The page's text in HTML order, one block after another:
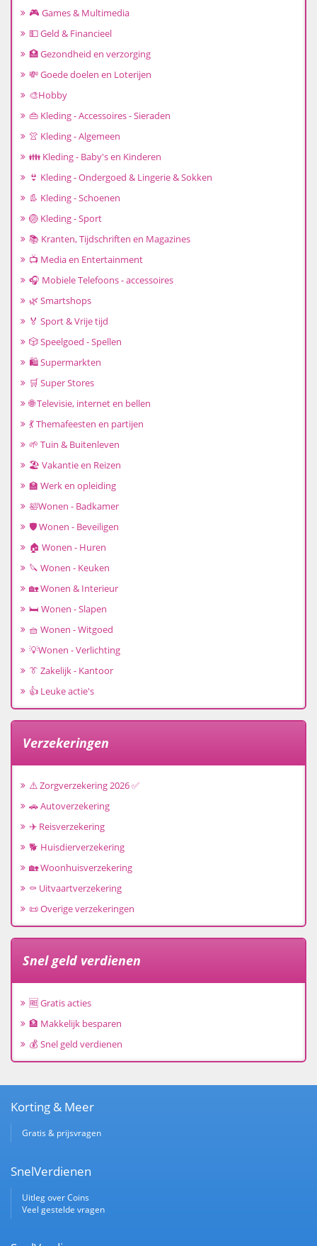
🎮 Games & Multimedia
💵 Geld & Financieel
🏥 Gezondheid en verzorging
💸 Goede doelen en Loterijen
🎨Hobby
👜 Kleding - Accessoires - Sieraden
👚 Kleding - Algemeen
👪 Kleding - Baby's en Kinderen
👙 Kleding - Ondergoed & Lingerie & Sokken
👢 Kleding - Schoenen
🏐 Kleding - Sport
📚 Kranten, Tijdschriften en Magazines
📺 Media en Entertainment
🎧 Mobiele Telefoons - accessoires
🌿 Smartshops
🏅 Sport & Vrije tijd
🎲 Speelgoed - Spellen
🛍️ Supermarkten
🛒 Super Stores
🌐 Televisie, internet en bellen
💃 Themafeesten en partijen
🌱 Tuin & Buitenleven
🏖️ Vakantie en Reizen
🏫 Werk en opleiding
🛀Wonen - Badkamer
🛡️ Wonen - Beveiligen
🏠 Wonen - Huren
🔪 Wonen - Keuken
🏡 Wonen & Interieur
🛏️ Wonen - Slapen
🧺 Wonen - Witgoed
💡Wonen - Verlichting
👔 Zakelijk - Kantoor
👍 Leuke actie's
Verzekeringen
⚠️ Zorgverzekering 2026 ✅
🚗 Autoverzekering
✈️ Reisverzekering
🐕 Huisdierverzekering
🏡 Woonhuisverzekering
⚰️ Uitvaartverzekering
📜 Overige verzekeringen
Snel geld verdienen
🆓 Gratis acties
🏦 Makkelijk besparen
💰 Snel geld verdienen
Korting & Meer
Gratis & prijsvragen
SnelVerdienen
Uitleg over Coins
Veel gestelde vragen